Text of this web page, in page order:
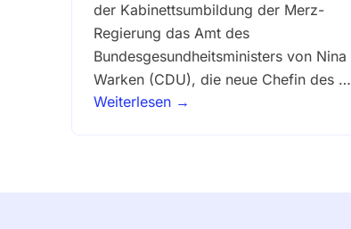
der Kabinettsumbildung der Merz-
Regierung das Amt des
Bundesgesundheitsministers von Nina
Warken (CDU), die neue Chefin des …
Weiterlesen →